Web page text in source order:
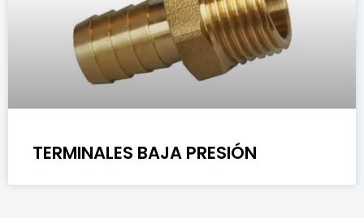
TERMINALES BAJA PRESIÓN